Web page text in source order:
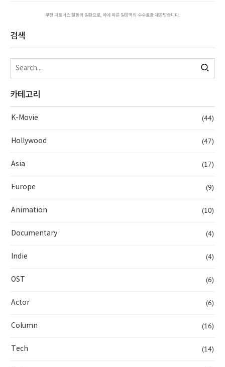
쿠팡 파트너스 활동의 일환으로, 이에 따른 일정액의 수수료를 제공받습니다.
검색
카테고리
K-Movie (44)
Hollywood (47)
Asia (17)
Europe (9)
Animation (10)
Documentary (4)
Indie (4)
OST (6)
Actor (6)
Column (16)
Tech (14)